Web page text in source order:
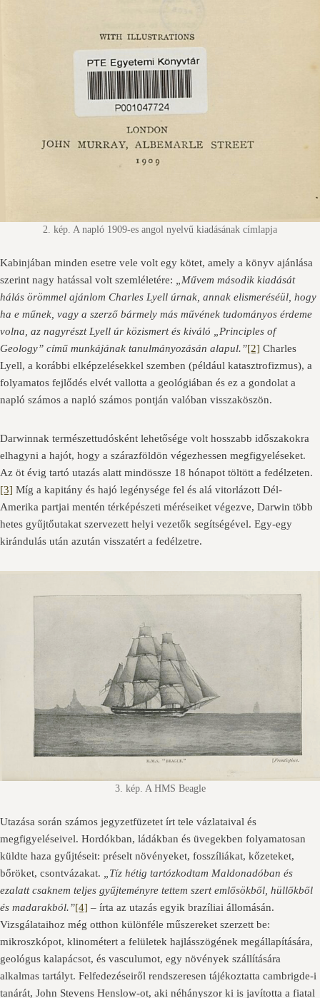
2. kép. A napló 1909-es angol nyelvű kiadásának címlapja
Kabinjában minden esetre vele volt egy kötet, amely a könyv ajánlása
szerint nagy hatással volt szemléletére:
„Művem második kiadását
hálás örömmel ajánlom Charles Lyell úrnak, annak elismeréséül, hogy
ha e műnek, vagy a szerző bármely más művének tudományos érdeme
volna, az nagyrészt Lyell úr közismert és kiváló „Principles of
Geology” című munkájának tanulmányozásán alapul.”[2] Charles
Lyell, a korábbi elképzelésekkel szemben (például katasztrofizmus), a
folyamatos fejlődés elvét vallotta a geológiában és ez a gondolat a
napló számos a napló számos pontján valóban visszaköszön.
Darwinnak természettudósként lehetősége volt hosszabb időszakokra
elhagyni a hajót, hogy a szárazföldön végezhessen megfigyeléseket.
Az öt évig tartó utazás alatt mindössze 18 hónapot töltött a fedélzeten.
[3] Míg a kapitány és hajó legénysége fel és alá vitorlázott Dél-
Amerika partjai mentén térképészeti méréseiket végezve, Darwin több
hetes gyűjtőutakat szervezett helyi vezetők segítségével. Egy-egy
kirándulás után azután visszatért a fedélzetre.
3. kép. A HMS Beagle
Utazása során számos jegyzetfüzetet írt tele vázlataival és
megfigyeléseivel. Hordókban, ládákban és üvegekben folyamatosan
küldte haza gyűjtéseit: préselt növényeket, fosszíliákat, kőzeteket,
bőröket, csontvázakat.
„Tíz hétig tartózkodtam Maldonadóban és
ezalatt csaknem teljes gyűjteményre tettem szert emlősökből, hüllőkből
és madarakból.”[4] – írta az utazás egyik brazíliai állomásán.
Vizsgálataihoz még otthon különféle műszereket szerzett be:
mikroszkópot, klinométert a felületek hajlásszögének megállapítására,
geológus kalapácsot, és vasculumot, egy növények szállítására
alkalmas tartályt. Felfedezéseiről rendszeresen tájékoztatta cambrigde-i
tanárát, John Stevens Henslow-ot, aki néhányszor ki is javította a fiatal